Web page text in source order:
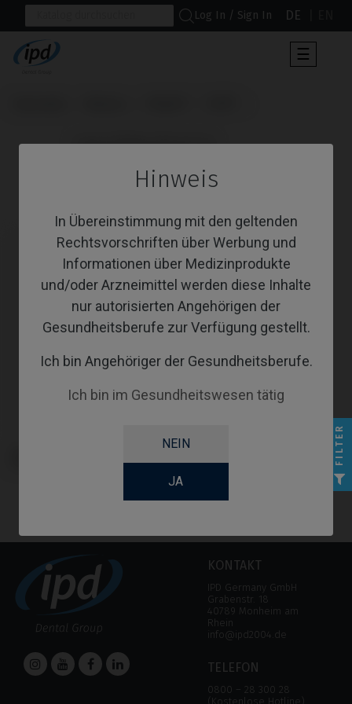
Hinweis
In Übereinstimmung mit den geltenden
Rechtsvorschriften über Werbung und
Informationen über Medizinprodukte
und/oder Arzneimittel werden diese Inhalte
nur autorisierten Angehörigen der
Gesundheitsberufe zur Verfügung gestellt.
Ich bin Angehöriger der Gesundheitsberufe.
Ich bin im Gesundheitswesen tätig
NEIN
JA
Log In / Sign In DE
der
☰
                      Angussfähige Abutments
kompatibel mit Phibo® TSH®
KONTAKT
IPD Germany GmbH
Grabenstr. 18
40789 Monheim am
Rhein
info@ipd2004.de
TELEFON
0800 – 28 300 28
(Kostenlose Hotline)
FILTER